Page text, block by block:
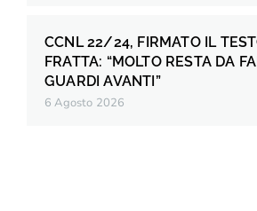
CCNL 22/24, FIRMATO IL
FRATTA: “MOLTO RESTA DA
GUARDI AVANTI”
6 Agosto 2026